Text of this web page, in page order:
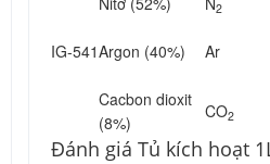
2
IG-541Argon (40%) Ar
Cacbon dioxit
(8%)
CO2
Đánh giá Tủ kích hoạt